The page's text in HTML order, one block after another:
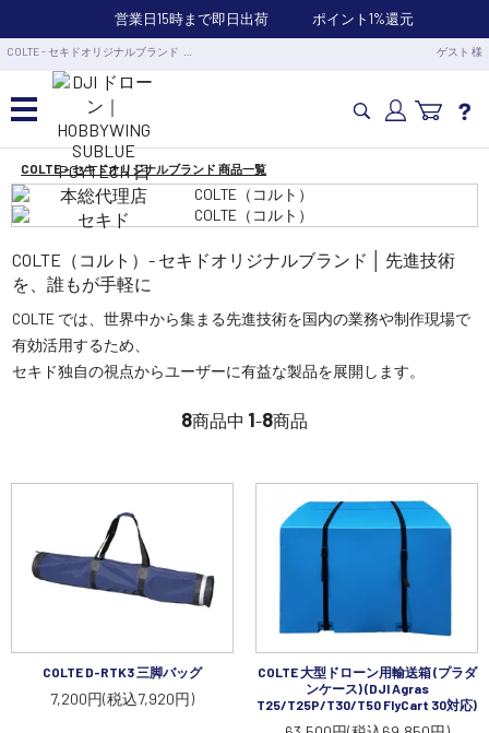
営業日15時まで即日出荷 ポイント1%還元
COLTE - セキドオリジナルブランド … ゲスト 様
カメラドローン・生活家電
水中ドローン(ROV)・水中スクーター
サポート・Q&A / 法人・学生のお客様
取扱店舗一覧
COLTE - セキドオリジナルブランド 商品一覧
COLTE（コルト）- セキドオリジナルブランド │ 先進技術
を、誰もが手軽に
COLTE では、世界中から集まる先進技術を国内の業務や制作現場で
有効活用するため、
セキド独自の視点からユーザーに有益な製品を展開します。
8商品中 1-8商品
COLTE D-RTK3 三脚バッグ
7,200円(税込7,920円)
COLTE 大型ドローン用輸送箱 (プラダ
ンケース) (DJI Agras
T25/T25P/T30/T50 FlyCart 30対応)